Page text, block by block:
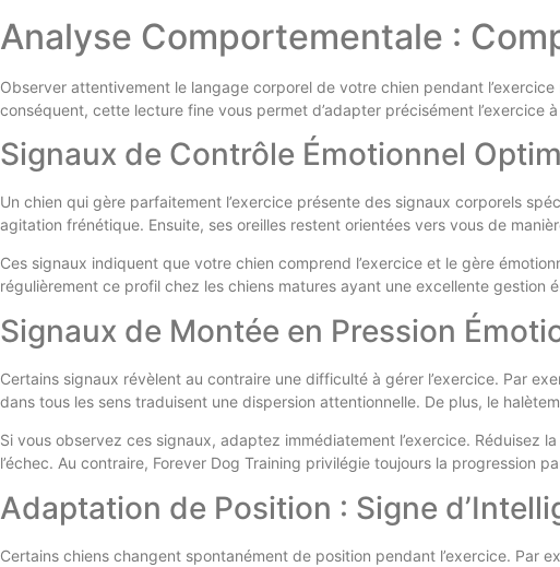
Analyse Comportementale :
Observer attentivement le langage corporel de votre chien pendant
conséquent, cette lecture fine vous permet d’adapter précisément l’exercice
Signaux de Contrôle Émotionnel
Un chien qui gère parfaitement l’exercice présente des signaux corporels
agitation frénétique. Ensuite, ses oreilles restent orientées vers vous de
Ces signaux indiquent que votre chien comprend l’exercice et le gère
régulièrement ce profil chez les chiens matures ayant une excellente
Signaux de Montée en Pression
Certains signaux révèlent au contraire une difficulté à gérer l’exercice. Par
dans tous les sens traduisent une dispersion attentionnelle. De plus, le
Si vous observez ces signaux, adaptez immédiatement l’exercice. Réduisez
l’échec. Au contraire, Forever Dog Training privilégie toujours la progression
Adaptation de Position : Signe
Certains chiens changent spontanément de position pendant l’exercice. Par